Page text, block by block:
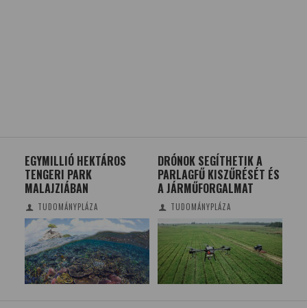
EGYMILLIÓ HEKTÁROS
TENGERI PARK
MALAJZIÁBAN
TUDOMÁNYPLÁZA
DRÓNOK SEGÍTHETIK A
PARLAGFŰ KISZŰRÉSÉT ÉS
A JÁRMŰFORGALMAT
TUDOMÁNYPLÁZA